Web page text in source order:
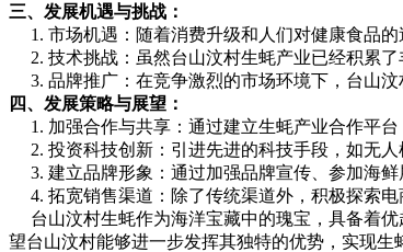
三、发展机遇与挑战：
1. 市场机遇：随着消费升级和人们对健康食品的
2. 技术挑战：虽然台山汶村生蚝产业已经积累了
3. 品牌推广：在竞争激烈的市场环境下，台山汶
四、发展策略与展望：
1. 加强合作与共享：通过建立生蚝产业合作平台
2. 投资科技创新：引进先进的科技手段，如无人
3. 建立品牌形象：通过加强品牌宣传、参加海鲜
4. 拓宽销售渠道：除了传统渠道外，积极探索电
台山汶村生蚝作为海洋宝藏中的瑰宝，具备着优
望台山汶村能够进一步发挥其独特的优势，实现生